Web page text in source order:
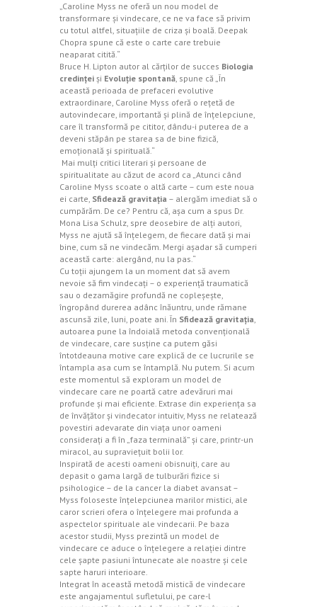
„Caroline Myss ne oferă un nou model de
transformare şi vindecare, ce ne va face să privim
cu totul altfel, situaţiile de criza şi boală. Deepak
Chopra spune că este o carte care trebuie
neaparat citită.“
Bruce H. Lipton autor al cărţilor de succes Biologia
credinţei şi Evoluţie spontană, spune că „În
această perioada de prefaceri evolutive
extraordinare, Caroline Myss oferă o reţetă de
autovindecare, importantă şi plină de înţelepciune,
care îl transformă pe cititor, dându-i puterea de a
deveni stăpân pe starea sa de bine fizică,
emoţională şi spirituală.“
Mai mulţi critici literari şi persoane de
spiritualitate au căzut de acord ca „Atunci când
Caroline Myss scoate o altă carte – cum este noua
ei carte, Sfidează gravitaţia – alergăm imediat să o
cumpărăm. De ce? Pentru că, aşa cum a spus Dr.
Mona Lisa Schulz, spre deosebire de alţi autori,
Myss ne ajută să înţelegem, de fiecare dată şi mai
bine, cum să ne vindecăm. Mergi aşadar să cumperi
această carte: alergând, nu la pas.“
Cu toţii ajungem la un moment dat să avem
nevoie să fim vindecaţi – o experienţă traumatică
sau o dezamăgire profundă ne copleşeşte,
îngropând durerea adânc înăuntru, unde rămane
ascunsă zile, luni, poate ani. În Sfidează gravitaţia,
autoarea pune la îndoială metoda convenţională
de vindecare, care susţine ca putem găsi
întotdeauna motive care explică de ce lucrurile se
întampla asa cum se întamplă. Nu putem. Si acum
este momentul să exploram un model de
vindecare care ne poartă catre adevăruri mai
profunde şi mai eficiente. Extrase din experienţa sa
de învăţător şi vindecator intuitiv, Myss ne relatează
povestiri adevarate din viaţa unor oameni
consideraţi a fi în „faza terminală” şi care, printr-un
miracol, au supravieţuit bolii lor.
Inspirată de acesti oameni obisnuiţi, care au
depasit o gama largă de tulburări fizice si
psihologice – de la cancer la diabet avansat –
Myss foloseste înţelepciunea marilor mistici, ale
caror scrieri ofera o înţelegere mai profunda a
aspectelor spirituale ale vindecarii. Pe baza
acestor studii, Myss prezintă un model de
vindecare ce aduce o înţelegere a relaţiei dintre
cele şapte pasiuni întunecate ale noastre şi cele
sapte haruri interioare.
Integrat în această metodă mistică de vindecare
este angajamentul sufletului, pe care-l